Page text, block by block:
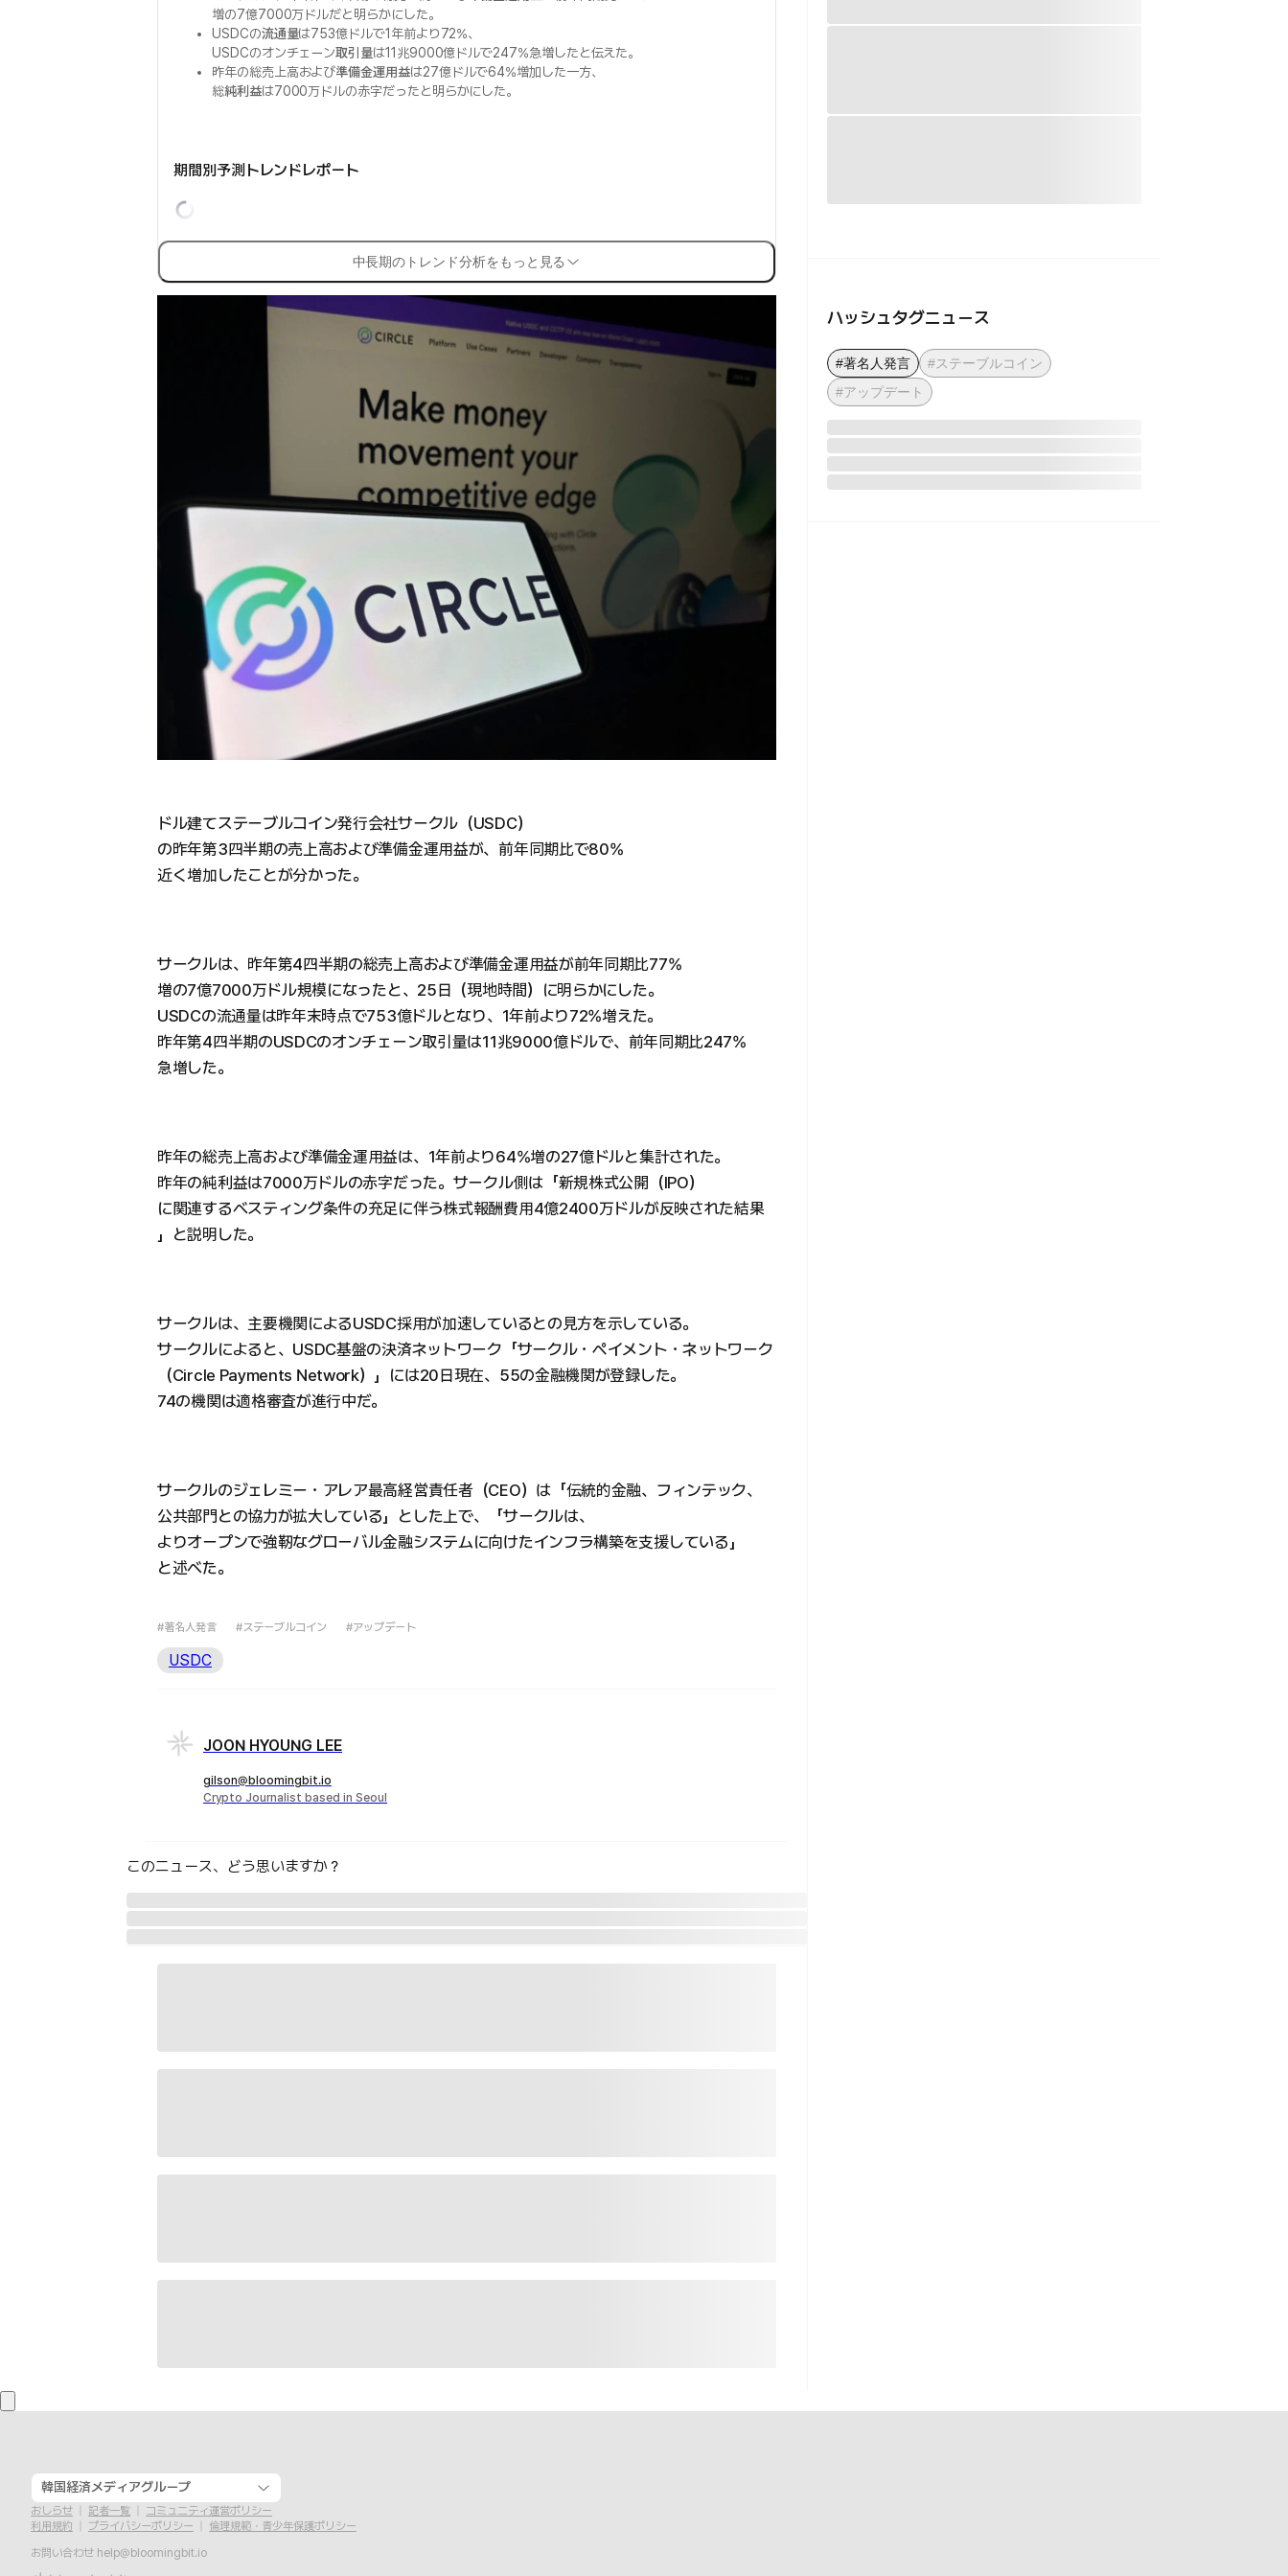
増の7億7000万ドルだと明らかにした。
USDCの流通量は753億ドルで1年前より72%、
USDCのオンチェーン取引量は11兆9000億ドルで247%急増したと伝えた。
昨年の総売上高および準備金運用益は27億ドルで64%増加した一方、
総純利益は7000万ドルの赤字だったと明らかにした。
期間別予測トレンドレポート
中長期のトレンド分析をもっと見る
ドル建てステーブルコイン発行会社サークル（USDC）
の昨年第3四半期の売上高および準備金運用益が、前年同期比で80%
近く増加したことが分かった。
サークルは、昨年第4四半期の総売上高および準備金運用益が前年同期比77%
増の7億7000万ドル規模になったと、25日（現地時間）に明らかにした。
USDCの流通量は昨年末時点で753億ドルとなり、1年前より72%増えた。
昨年第4四半期のUSDCのオンチェーン取引量は11兆9000億ドルで、前年同期比247%
急増した。
昨年の総売上高および準備金運用益は、1年前より64%増の27億ドルと集計された。
昨年の純利益は7000万ドルの赤字だった。サークル側は「新規株式公開（IPO）
に関連するベスティング条件の充足に伴う株式報酬費用4億2400万ドルが反映された結果
」と説明した。
サークルは、主要機関によるUSDC採用が加速しているとの見方を示している。
サークルによると、USDC基盤の決済ネットワーク「サークル・ペイメント・ネットワーク
（Circle Payments Network）」には20日現在、55の金融機関が登録した。
74の機関は適格審査が進行中だ。
サークルのジェレミー・アレア最高経営責任者（CEO）は「伝統的金融、フィンテック、
公共部門との協力が拡大している」とした上で、「サークルは、
よりオープンで強靭なグローバル金融システムに向けたインフラ構築を支援している」
と述べた。
#著名人発言 #ステーブルコイン #アップデート
USDC
JOON HYOUNG LEE
gilson@bloomingbit.io
Crypto Journalist based in Seoul
このニュース、どう思いますか？
ハッシュタグニュース
#著名人発言
#ステーブルコイン
#アップデート
韓国経済メディアグループ
おしらせ 記者一覧
コミュニティ運営ポリシー
利用規約
プライバシーポリシー
倫理規範・青少年保護ポリシー
お問い合わせ help@bloomingbit.io